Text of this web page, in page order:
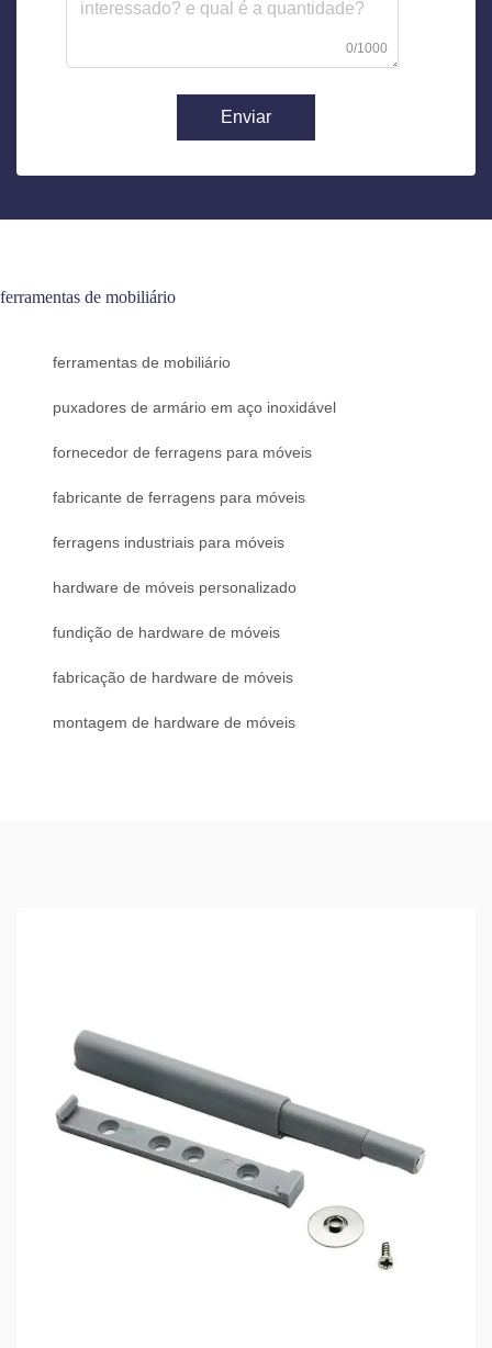
0/1000
Enviar
ferramentas de mobiliário
ferramentas de mobiliário
puxadores de armário em aço inoxidável
fornecedor de ferragens para móveis
fabricante de ferragens para móveis
ferragens industriais para móveis
hardware de móveis personalizado
fundição de hardware de móveis
fabricação de hardware de móveis
montagem de hardware de móveis